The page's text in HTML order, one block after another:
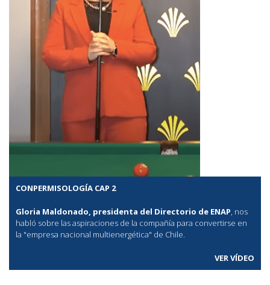
CONPERMISOLOGÍA CAP 2
Gloria Maldonado, presidenta del Directorio de ENAP , nos
habló sobre las aspiraciones de la compañía para convertirse en
la "empresa nacional multienergética" de Chile.
VER VÍDEO